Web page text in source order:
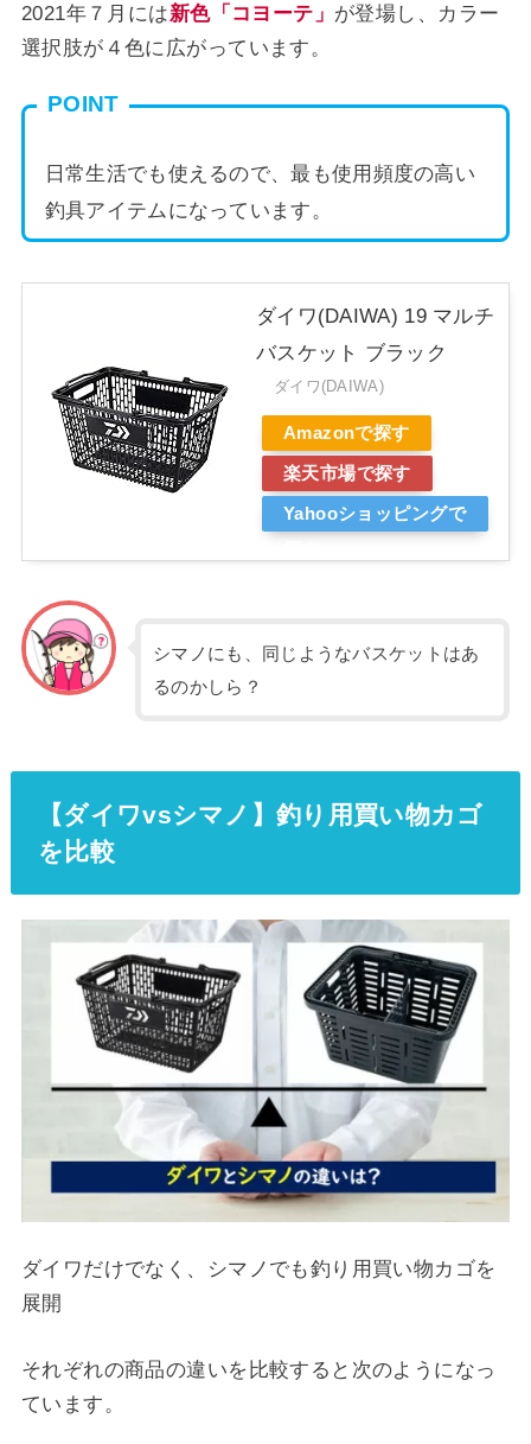
2021年７月には新色「コヨーテ」 が登場し、カラー
選択肢が４色に広がっています。
POINT
日常生活でも使えるので、最も使用頻度の高い
釣具アイテムになっています。
ダイワ(DAIWA) 19 マルチ
バスケット ブラック
ダイワ(DAIWA)
Amazonで探す
楽天市場で探す
Yahooショッピングで
シマノにも、同じようなバスケットはあ
るのかしら？
【ダイワvsシマノ】釣り用買い物カゴ
を比較
ダイワだけでなく、シマノでも釣り用買い物カゴを
展開
それぞれの商品の違いを比較すると次のようになっ
ています。